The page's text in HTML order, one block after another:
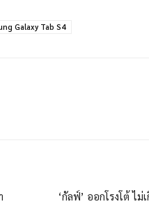
Galaxy Tab S4
‘กัลฟ์’ ออกโรงโต้ ไ